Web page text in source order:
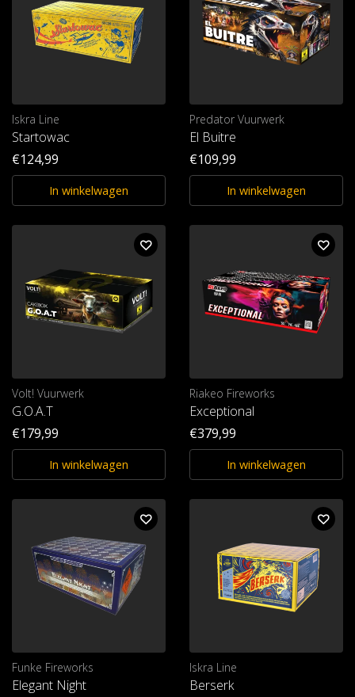
Iskra Line
Startowac
€124,99
In winkelwagen
Predator Vuurwerk
El Buitre
€109,99
In winkelwagen
Volt! Vuurwerk
G.O.A.T
€179,99
In winkelwagen
Riakeo Fireworks
Exceptional
€379,99
In winkelwagen
Funke Fireworks
Elegant Night
Iskra Line
Berserk